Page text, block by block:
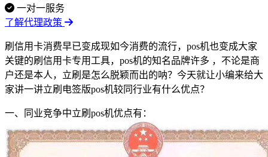
一对一服务
了解代理政策
刷信用卡消费早已变成现如今消费的流行，pos机也变成大家
关键的刷信用卡专用工具，pos机的知名品牌许多 ，不论是商
户还是本人，立刷是怎么脱颖而出的呐？今天就让小编来给大
家讲一讲立刷电签版pos机较同行业有什么优点？
一、同业竞争中立刷pos机优点有：